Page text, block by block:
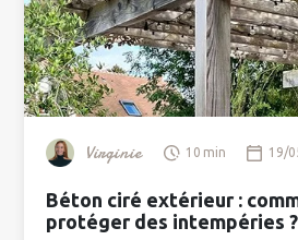
Virginie 10 min 19/
Béton ciré extérieur :
protéger des intempéries ?